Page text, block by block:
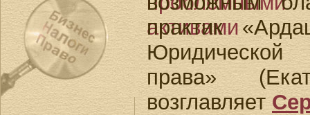
практик
права»
возглавляет